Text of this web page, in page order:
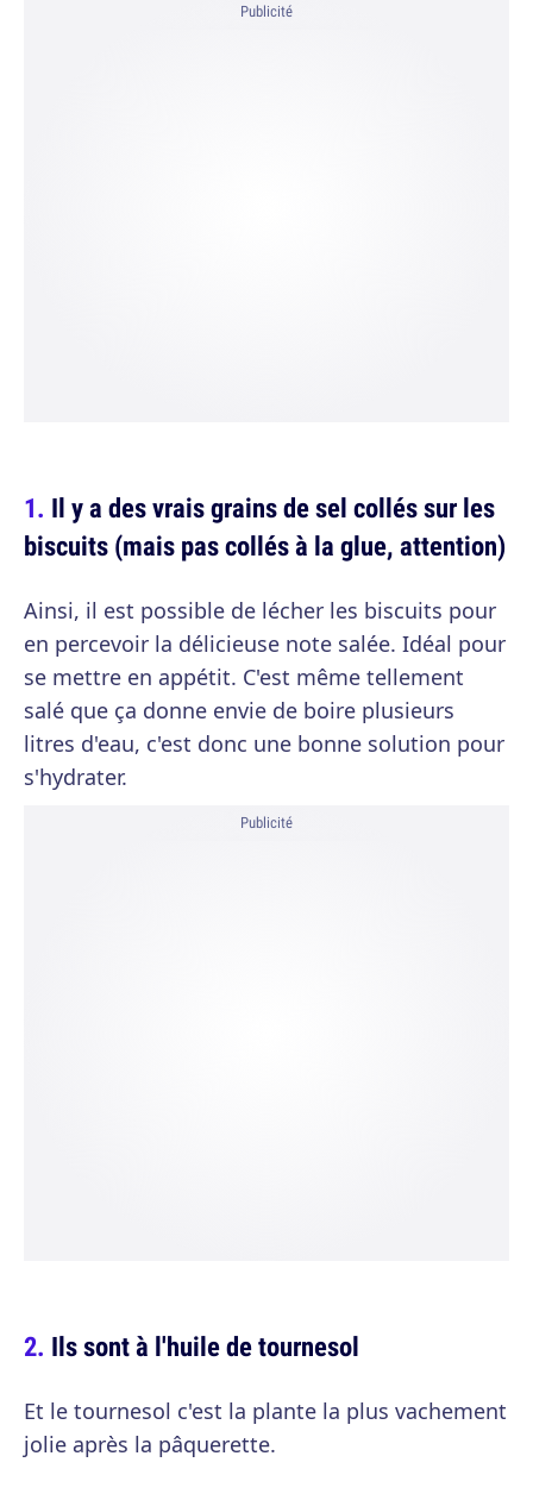
Publicité
Il y a des vrais grains de sel collés sur les
biscuits (mais pas collés à la glue, attention)
Ainsi, il est possible de lécher les biscuits pour
en percevoir la délicieuse note salée. Idéal pour
se mettre en appétit. C'est même tellement
salé que ça donne envie de boire plusieurs
litres d'eau, c'est donc une bonne solution pour
s'hydrater.
Publicité
Ils sont à l'huile de tournesol
Et le tournesol c'est la plante la plus vachement
jolie après la pâquerette.